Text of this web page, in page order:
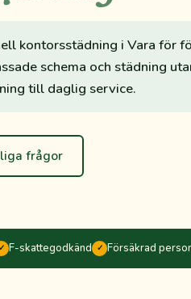
kontorsstädning i Vara för
schema och städning
till daglig service.
frågor
✓ F-skattegodkänd ✓ Försäkrad